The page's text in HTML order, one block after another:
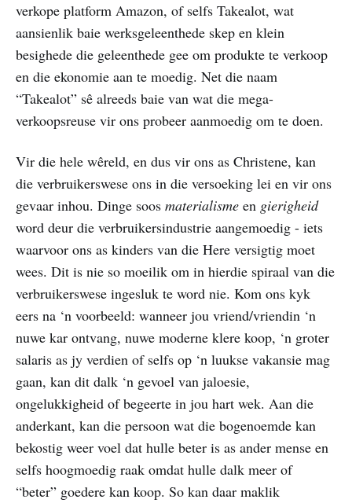
verkope platform Amazon, of selfs Takealot, wat
aansienlik baie werksgeleenthede skep en klein
besighede die geleenthede gee om produkte te verkoop
en die ekonomie aan te moedig. Net die naam
“Takealot” sê alreeds baie van wat die mega-
verkoopsreuse vir ons probeer aanmoedig om te doen.
Vir die hele wêreld, en dus vir ons as Christene, kan
die verbruikerswese ons in die versoeking lei en vir ons
gevaar inhou. Dinge soos materialisme en gierigheid
word deur die verbruikersindustrie aangemoedig - iets
waarvoor ons as kinders van die Here versigtig moet
wees. Dit is nie so moeilik om in hierdie spiraal van die
verbruikerswese ingesluk te word nie. Kom ons kyk
eers na ‘n voorbeeld: wanneer jou vriend/vriendin ‘n
nuwe kar ontvang, nuwe moderne klere koop, ‘n groter
salaris as jy verdien of selfs op ‘n luukse vakansie mag
gaan, kan dit dalk ‘n gevoel van jaloesie,
ongelukkigheid of begeerte in jou hart wek. Aan die
anderkant, kan die persoon wat die bogenoemde kan
bekostig weer voel dat hulle beter is as ander mense en
selfs hoogmoedig raak omdat hulle dalk meer of
“beter” goedere kan koop. So kan daar maklik